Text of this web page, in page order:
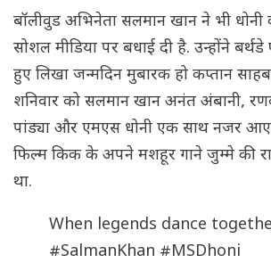
बॉलीवुड अभिनेता सलमान खान ने भी
सोशल मीडिया पर बधाई दी है. उन्होंने
हुए लिखा जन्मदिन मुबारक हो कप्तान
शनिवार को सलमान खान अनंत अंबानी,
पांड्या और एमएस धोनी एक साथ नजर
फिल्म किक के अपने मशहूर गाने जुम्मे की
था.
When legends dance
#SalmanKhan #MSDhoni